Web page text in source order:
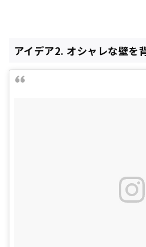
アイデア2. オシャレな壁を